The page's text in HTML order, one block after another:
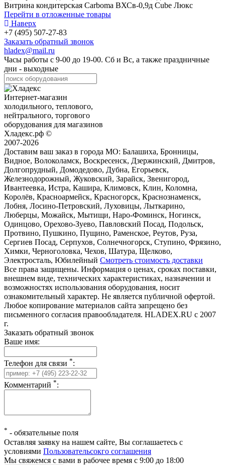
Витрина кондитерская Carboma ВХСв-0,9д Cube Люкс
Перейти в отложенные товары
Наверх
+7 (495) 507-27-83
Заказать обратный звонок
hladex@mail.ru
Часы работы с 9-00 до 19-00. Сб и Вс, а также праздничные
дни - выходные
Интернет-магазин
холодильного, теплового,
нейтрального, торгового
оборудования для магазинов
Хладекс.рф ©
2007-2026
Доставим ваш заказ в города МО: Балашиха, Бронницы,
Видное, Волоколамск, Воскресенск, Дзержинский, Дмитров,
Долгопрудный, Домодедово, Дубна, Егорьевск,
Железнодорожный, Жуковский, Зарайск, Звенигород,
Ивантеевка, Истра, Кашира, Климовск, Клин, Коломна,
Королёв, Красноармейск, Красногорск, Краснознаменск,
Лобня, Лосино-Петровский, Луховицы, Лыткарино,
Люберцы, Можайск, Мытищи, Наро-Фоминск, Ногинск,
Одинцово, Орехово-Зуево, Павловский Посад, Подольск,
Протвино, Пушкино, Пущино, Раменское, Реутов, Руза,
Сергиев Посад, Серпухов, Солнечногорск, Ступино, Фрязино,
Химки, Черноголовка, Чехов, Шатура, Щелково,
Электросталь, Юбилейный Смотреть стоимость доставки
Все права защищены. Информация о ценах, сроках поставки,
внешнем виде, технических характеристиках, назначении и
возможностях использования оборудования, носит
ознакомительный характер. Не является публичной офертой.
Любое копирование материалов сайта запрещено без
письменного согласия правообладателя. HLADEX.RU c 2007
г.
Заказать обратный звонок
Ваше имя:
Телефон для связи *:
Комментарий *:
* - обязательные поля
Оставляя заявку на нашем сайте, Вы соглашаетесь с
условиями Пользовательсокго соглашения
Мы свяжемся с вами в рабочее время с 9:00 до 18:00